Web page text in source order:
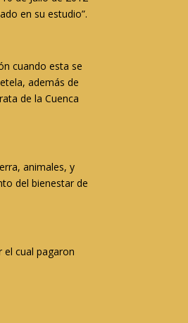
en su estudio”.
cuando esta se
además de
de la Cuenca
animales, y
del bienestar de
el cual pagaron